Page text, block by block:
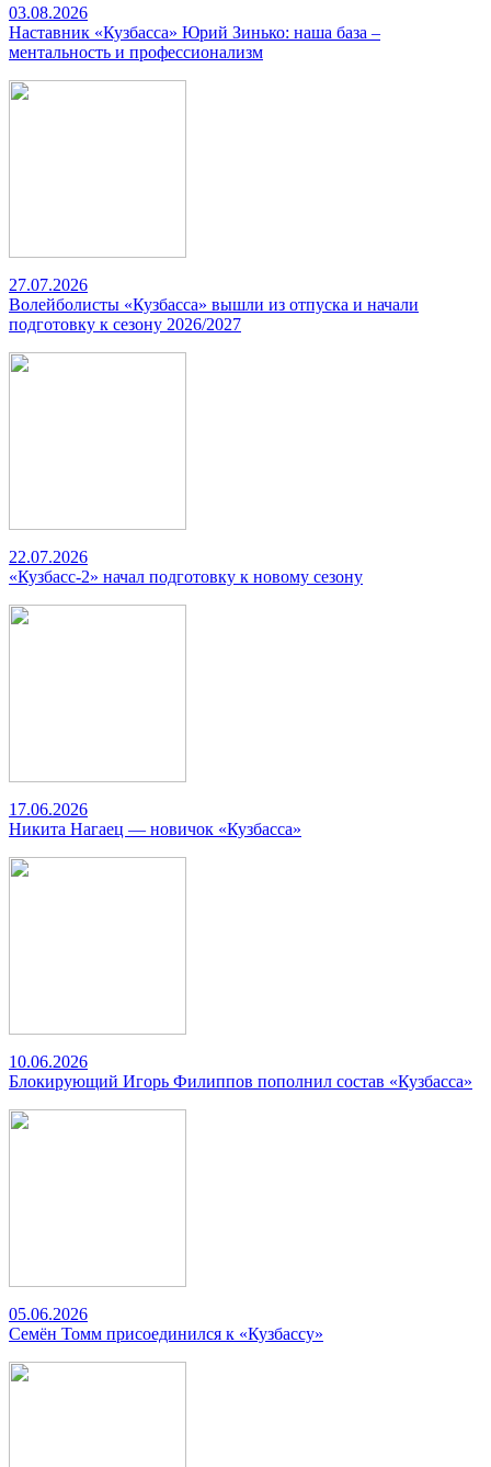
03.08.2026
Наставник «Кузбасса» Юрий Зинько: наша база –
ментальность и профессионализм
27.07.2026
Волейболисты «Кузбасса» вышли из отпуска и начали
подготовку к сезону 2026/2027
22.07.2026
«Кузбасс-2» начал подготовку к новому сезону
17.06.2026
Никита Нагаец — новичок «Кузбасса»
10.06.2026
Блокирующий Игорь Филиппов пополнил состав «Кузбасса»
05.06.2026
Семён Томм присоединился к «Кузбассу»